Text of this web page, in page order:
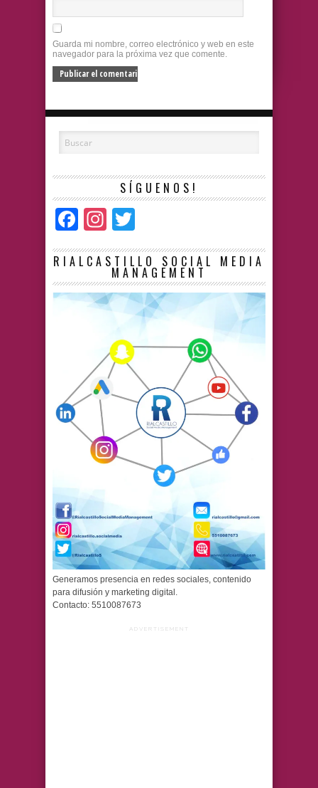
Guarda mi nombre, correo electrónico y web en este
navegador para la próxima vez que comente.
SÍGUENOS!
Facebook
Instagram
RIALCASTILLO SOCIAL MEDIA
MANAGEMENT
Generamos presencia en redes sociales, contenido
para difusión y marketing digital.
Contacto: 5510087673
ADVERTISEMENT